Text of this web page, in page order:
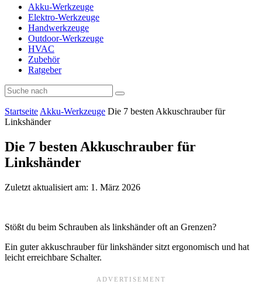
Akku-Werkzeuge
Elektro-Werkzeuge
Handwerkzeuge
Outdoor-Werkzeuge
HVAC
Zubehör
Ratgeber
Startseite Akku-Werkzeuge Die 7 besten Akkuschrauber für
Linkshänder
Die 7 besten Akkuschrauber für
Linkshänder
Zuletzt aktualisiert am: 1. März 2026
Stößt du beim Schrauben als linkshänder oft an Grenzen?
Ein guter akkuschrauber für linkshänder sitzt ergonomisch und hat
leicht erreichbare Schalter.